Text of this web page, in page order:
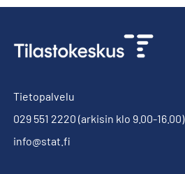
Tietopalvelu
029 551 2220 (arkisin klo 9.00-16.00)
info@stat.fi